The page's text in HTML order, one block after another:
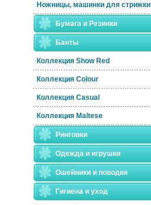
Ножницы, машинки для стрижки
Бумага и Резинки
Банты
Коллекция Show Red
Коллекция Colour
Коллекция Casual
Коллекция Maltese
Ринговки
Одежда и игрушки
Ошейники и поводки
Гигиена и уход